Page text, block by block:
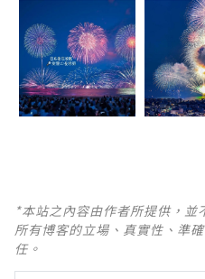
*本站之內容由作者所提供，
所有博客的立場、真實性、準
任。